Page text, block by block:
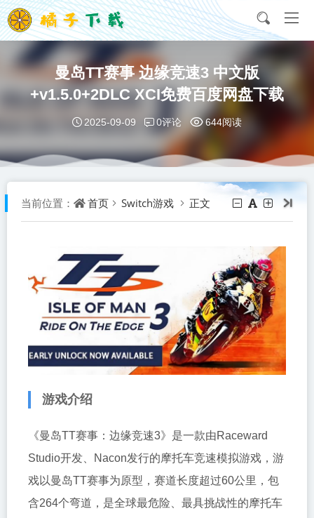
曼岛TT赛事 边缘竞速3 中文版
+v1.5.0+2DLC XCI免费百度网盘下载
2025-09-09 0评论 644阅读
当前位置： 首页 Switch游戏 正文
游戏介绍
《曼岛TT赛事：边缘竞速3》是一款由Raceward
Studio开发、Nacon发行的摩托车竞速模拟游戏，游
戏以曼岛TT赛事为原型，赛道长度超过60公里，包
含264个弯道，是全球最危险、最具挑战性的摩托车